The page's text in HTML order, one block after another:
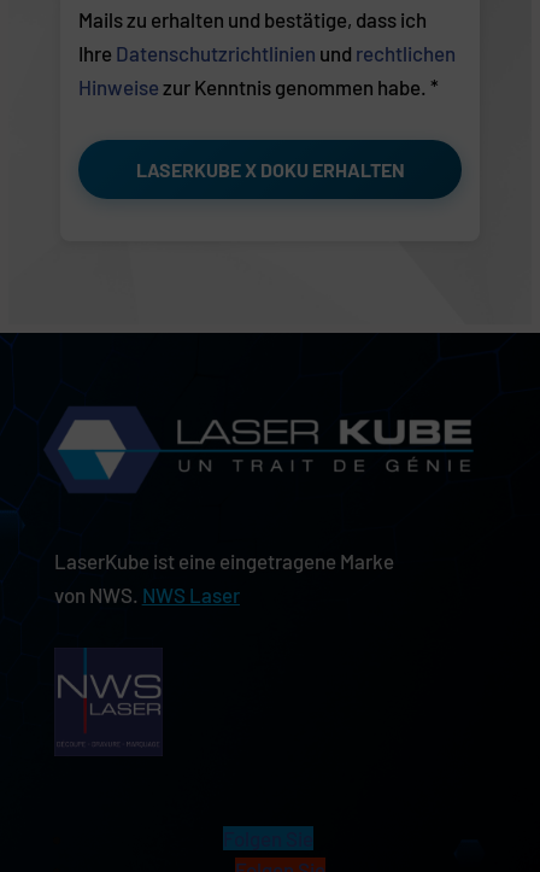
Mails zu erhalten und bestätige, dass ich
Ihre Datenschutzrichtlinien und rechtlichen
Hinweise zur Kenntnis genommen habe. *
LaserKube ist eine eingetragene Marke
von NWS. NWS Laser